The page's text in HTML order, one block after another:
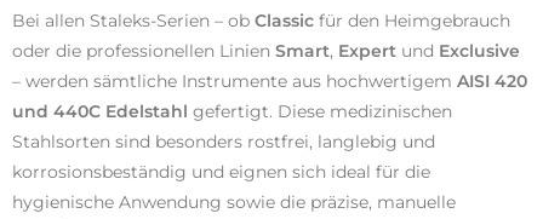
Bei allen Staleks-Serien – ob Classic für den Heimgebrauch
oder die professionellen Linien Smart, Expert und Exclusive
– werden sämtliche Instrumente aus hochwertigem AISI 420
und 440C Edelstahl gefertigt. Diese medizinischen
Stahlsorten sind besonders rostfrei, langlebig und
korrosionsbeständig und eignen sich ideal für die
hygienische Anwendung sowie die präzise, manuelle